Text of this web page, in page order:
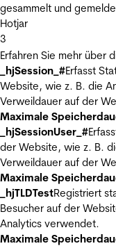
gesammelt und
Hotjar
3
Erfahren Sie mehr über
_hjSession_#Erfasst
Website, wie z. B. die
Verweildauer auf der
Maximale
_hjSessionUser_#
der Website, wie z. B.
Verweildauer auf der
Maximale
_hjTLDTestRegistriert
Besucher auf der
Analytics verwendet.
Maximale